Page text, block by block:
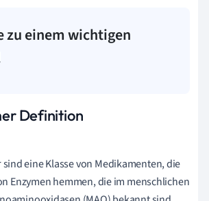
zu einem wichtigen
Definition
sind eine Klasse von Medikamenten, die
Enzymen hemmen, die im menschlichen